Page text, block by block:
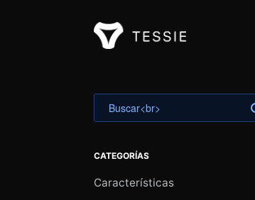
CATEGORÍAS
Características